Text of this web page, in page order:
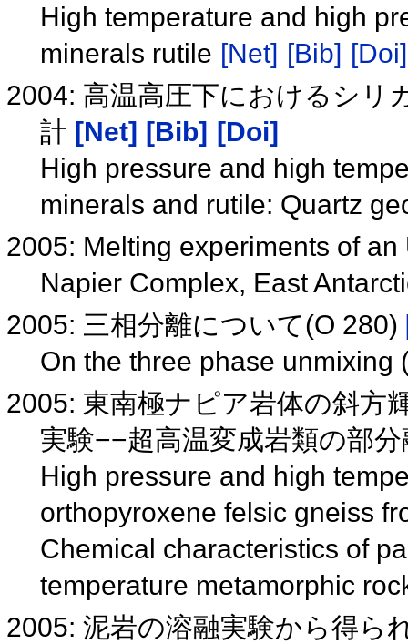
High temperature and high
minerals rutile [Net] [Bib] [Doi]
2004: 高温高圧下におけるシリ
計 [Net] [Bib] [Doi]
High pressure and high
minerals and rutile: Quartz
2005: Melting experiments of
Napier Complex, East
2005: 三相分離について(O 280)
On the three phase unmixing
2005: 東南極ナピア岩体の斜方
実験−−超高温変成岩類の部
High pressure and high
orthopyroxene felsic gneiss
Chemical characteristics of
temperature metamorphic
2005: 泥岩の溶融実験から得ら